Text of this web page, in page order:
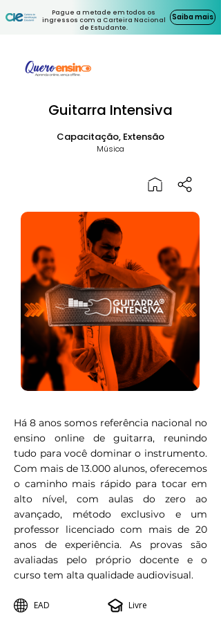
Pague a metade em todos os
ingressos com a Carteira Nacional
de Estudante.
Saiba mais
Guitarra Intensiva
Capacitação, Extensão
Música
Há 8 anos somos referência nacional no
ensino online de guitarra, reunindo
tudo para você dominar o instrumento.
Com mais de 13.000 alunos, oferecemos
o caminho mais rápido para tocar em
alto nível, com aulas do zero ao
avançado, método exclusivo e um
professor licenciado com mais de 20
anos de experiência. As provas são
avaliadas pelo próprio docente e o
curso tem alta qualidade audiovisual.
EAD
Livre